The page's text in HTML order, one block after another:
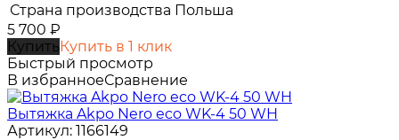
Страна производства Польша
5 700 ₽
КупитьКупить в 1 клик
Быстрый просмотр
В избранноеСравнение
Вытяжка Akpo Nero eco WK-4 50 WH
Артикул: 1166149